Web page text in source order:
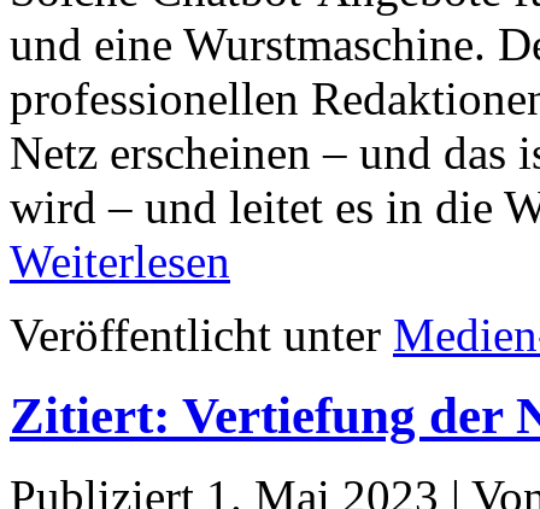
und eine Wurstmaschine.
professionellen
Netz erscheinen – und das
wird – und leitet es in die
Weiterlesen
Veröffentlicht unter
Zitiert: Vertiefung der
Publiziert 1. Mai 2023 |